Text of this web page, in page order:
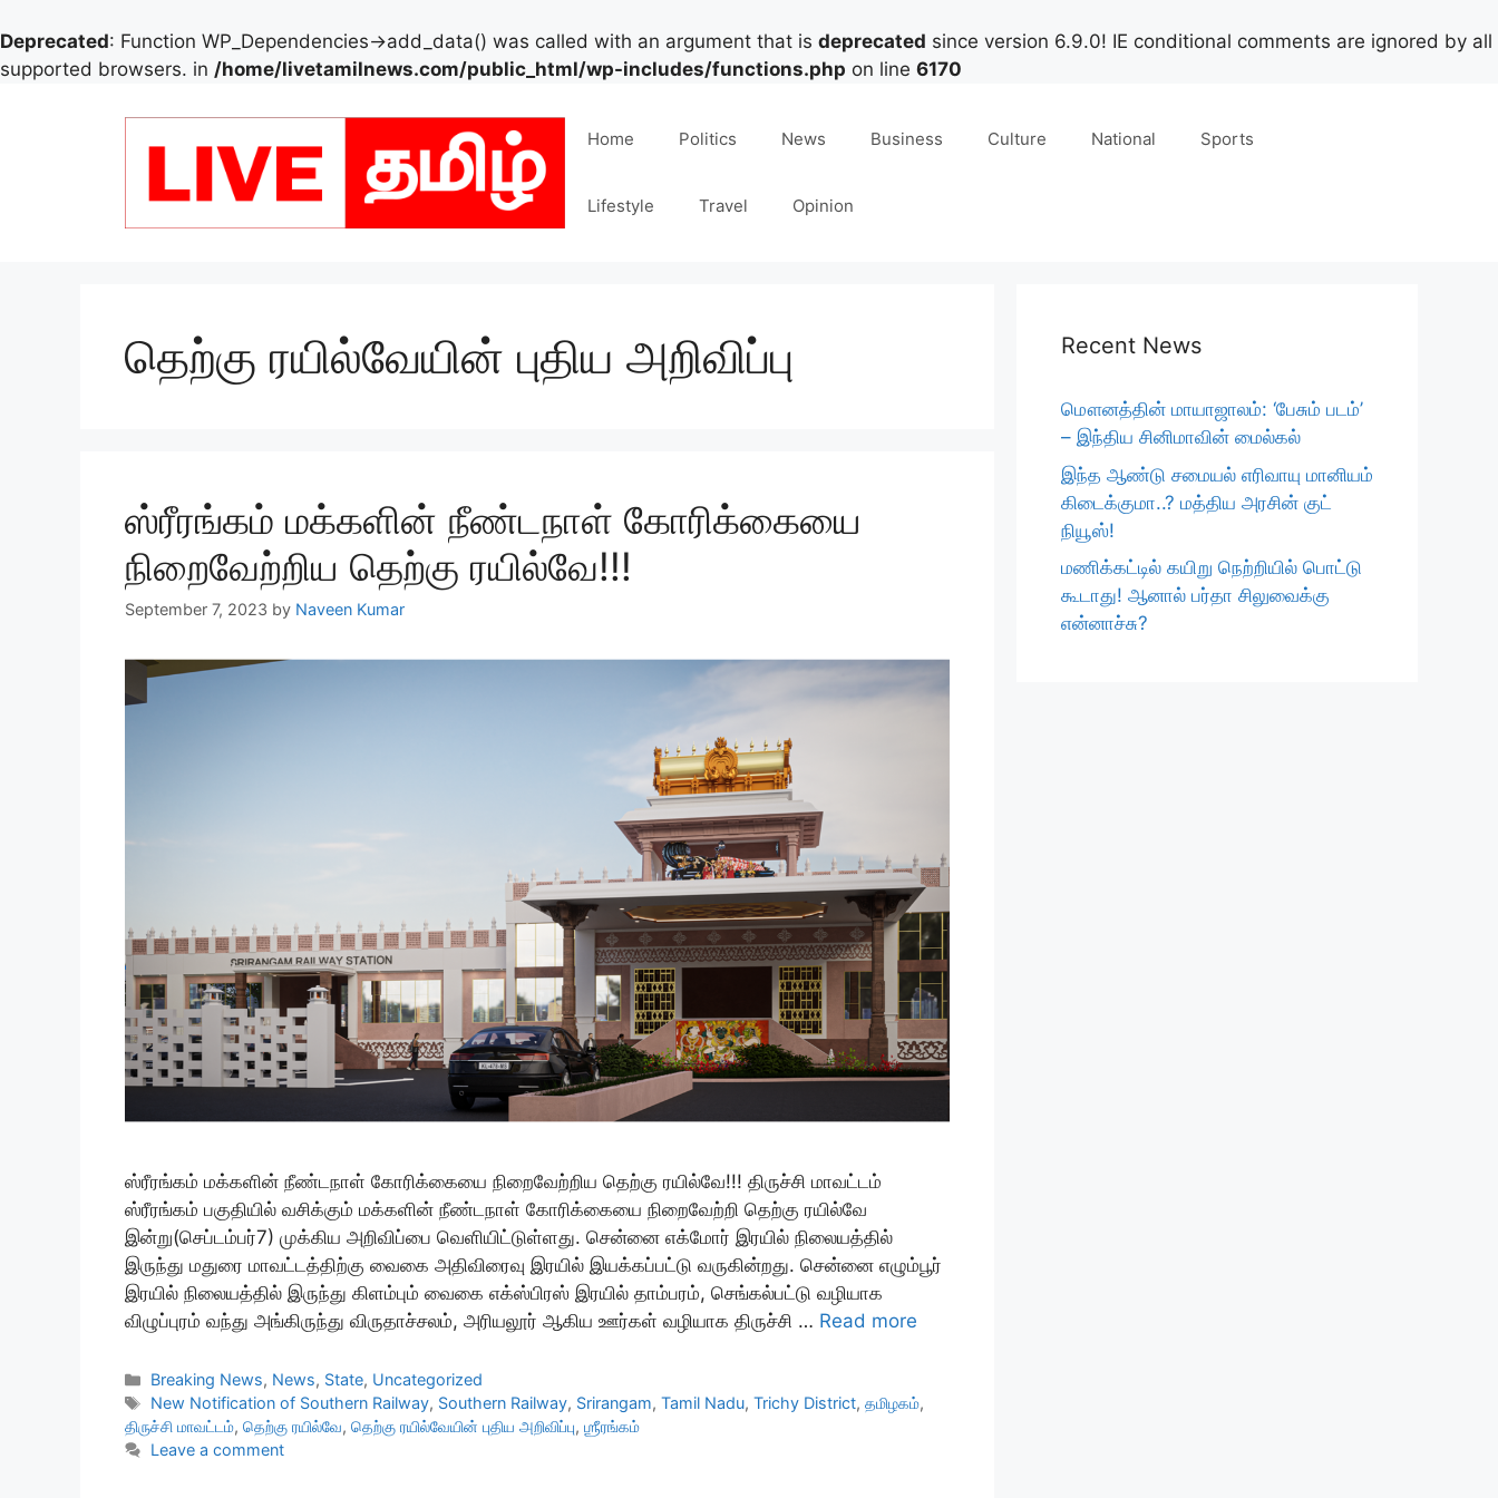
Deprecated: Function WP_Dependencies->add_data() was called with an argument that is deprecated since version 6.9.0! IE conditional comments are ignored by all
supported browsers. in /home/livetamilnews.com/public_html/wp-includes/functions.php on line 6170
Home Politics News Business Culture National Sports
Lifestyle Travel Opinion
தெற்கு ரயில்வேயின் புதிய அறிவிப்பு
ஸ்ரீரங்கம் மக்களின் நீண்டநாள் கோரிக்கையை
நிறைவேற்றிய தெற்கு ரயில்வே!!!
September 7, 2023 by Naveen Kumar
ஸ்ரீரங்கம் மக்களின் நீண்டநாள் கோரிக்கையை நிறைவேற்றிய தெற்கு ரயில்வே!!! திருச்சி மாவட்டம்
ஸ்ரீரங்கம் பகுதியில் வசிக்கும் மக்களின் நீண்டநாள் கோரிக்கையை நிறைவேற்றி தெற்கு ரயில்வே
இன்று(செப்டம்பர்7) முக்கிய அறிவிப்பை வெளியிட்டுள்ளது. சென்னை எக்மோர் இரயில் நிலையத்தில்
இருந்து மதுரை மாவட்டத்திற்கு வைகை அதிவிரைவு இரயில் இயக்கப்பட்டு வருகின்றது. சென்னை எழும்பூர்
இரயில் நிலையத்தில் இருந்து கிளம்பும் வைகை எக்ஸ்பிரஸ் இரயில் தாம்பரம், செங்கல்பட்டு வழியாக
விழுப்புரம் வந்து அங்கிருந்து விருதாச்சலம், அரியலூர் ஆகிய ஊர்கள் வழியாக திருச்சி … Read more
Categories
Breaking News, News, State, Uncategorized
Tags
New Notification of Southern Railway, Southern Railway, Srirangam,Tamil Nadu,Trichy District,தமிழகம்,
திருச்சி மாவட்டம், தெற்கு ரயில்வே, தெற்கு ரயில்வேயின் புதிய அறிவிப்பு, ஶ்ரீரங்கம்
Leave a comment
Recent News
மௌனத்தின் மாயாஜாலம்: ‘பேசும் படம்’
– இந்திய சினிமாவின் மைல்கல்
இந்த ஆண்டு சமையல் எரிவாயு மானியம்
கிடைக்குமா..? மத்திய அரசின் குட்
நியூஸ்!
மணிக்கட்டில் கயிறு நெற்றியில் பொட்டு
கூடாது! ஆனால் பர்தா சிலுவைக்கு
என்னாச்சு?